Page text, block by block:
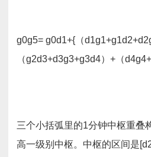
g0g5= g0d1+{（
（g2d3+d3g3+g3d4）+（
三个小括弧里的1分钟中枢重叠
高一级别中枢。中枢的区间是